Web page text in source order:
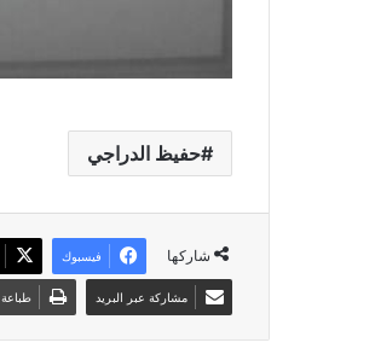
حفيظ الدراجي
شاركها فيسبوك
مشاركة عبر البريد طباعة